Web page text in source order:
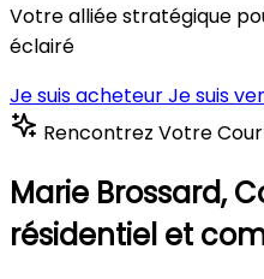
Votre alliée stratégique
éclairé
Je suis acheteurJe suis
Rencontrez Votre
Marie Brossard,
résidentiel et